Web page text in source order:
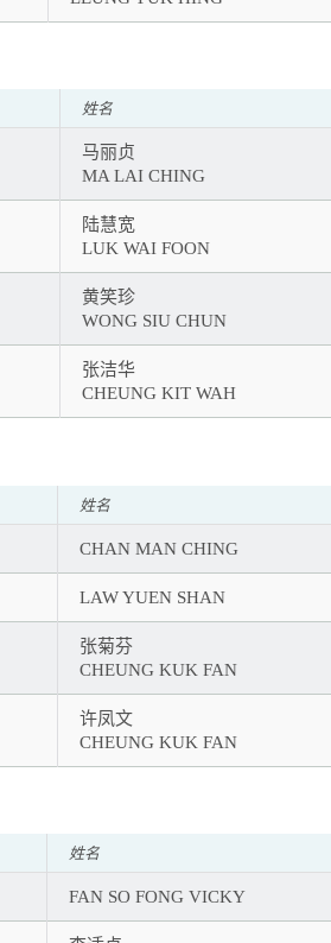
姓名
马丽贞
MA LAI CHING
陆慧宽
LUK WAI FOON
黄笑珍
WONG SIU CHUN
张洁华
CHEUNG KIT WAH
姓名
CHAN MAN CHING
LAW YUEN SHAN
张菊芬
CHEUNG KUK FAN
许凤文
CHEUNG KUK FAN
姓名
FAN SO FONG VICKY